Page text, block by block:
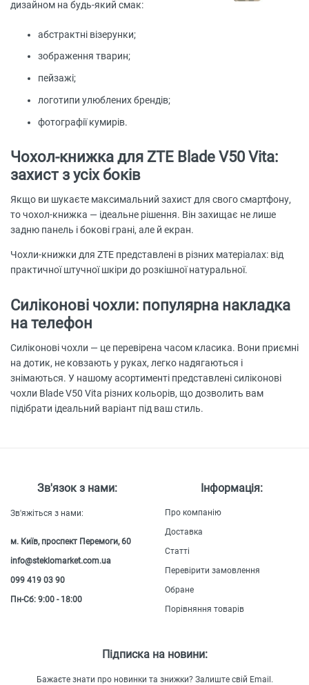
дизайном на будь-який смак:
абстрактні візерунки;
зображення тварин;
пейзажі;
логотипи улюблених брендів;
фотографії кумирів.
Чохол-книжка для ZTE Blade V50 Vita:
захист з усіх боків
Якщо ви шукаєте максимальний захист для свого смартфону,
то чохол-книжка — ідеальне рішення. Він захищає не лише
задню панель і бокові грані, але й екран.
Чохли-книжки для ZTE представлені в різних матеріалах: від
практичної штучної шкіри до розкішної натуральної.
Силіконові чохли: популярна накладка
на телефон
Силіконові чохли — це перевірена часом класика. Вони приємні
на дотик, не ковзають у руках, легко надягаються і
знімаються. У нашому асортименті представлені силіконові
чохли Blade V50 Vita різних кольорів, що дозволить вам
підібрати ідеальний варіант під ваш стиль.
Зв'язок з нами:
Зв'яжіться з нами:
м. Київ, проспект Перемоги, 60
info@steklomarket.com.ua
099 419 03 90
Пн-Сб: 9:00 - 18:00
Інформація:
Про компанію
Доставка
Статті
Перевірити замовлення
Обране
Порівняння товарів
Підписка на новини:
Бажаєте знати про новинки та знижки? Залиште свій Email.